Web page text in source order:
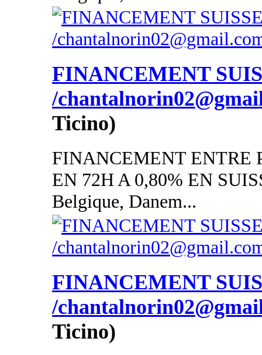
FINANCEMENT
/
Ticino)
FINANCEMENT ENTRE
EN 72H A 0,80% EN
Belgique, Danem...
FINANCEMENT
/
Ticino)